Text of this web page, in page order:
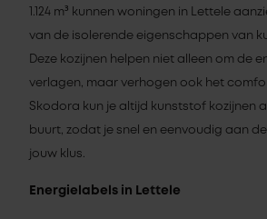
1.124 m³ kunnen woningen in Lettele
van de isolerende eigenschappen van
Deze kozijnen helpen niet alleen om de
verlagen, maar verhogen ook het
Skodora kun je altijd kunststof kozijnen
buurt, zodat je snel en eenvoudig aan
jouw klus.
Energielabels in Lettele